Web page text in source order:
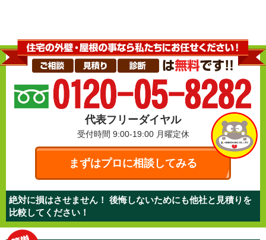
代表フリーダイヤル
受付時間 9:00-19:00 月曜定休
まずはプロに相談してみる
絶対に損はさせません！ 後悔しないためにも他社と見積りを
比較してください！